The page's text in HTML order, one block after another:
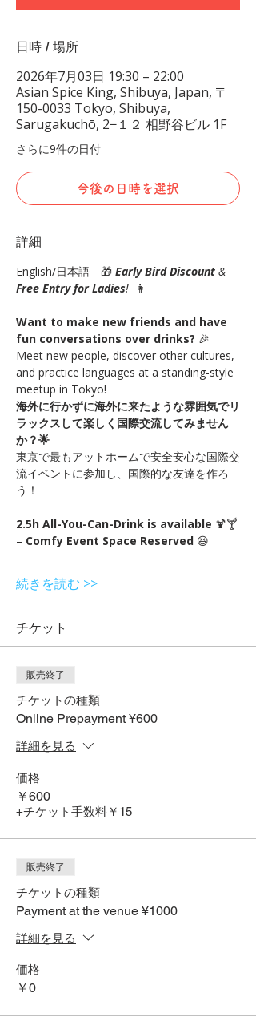
日時 / 場所
2026年7月03日 19:30 – 22:00
Asian Spice King, Shibuya, Japan, 〒
150-0033 Tokyo, Shibuya,
Sarugakuchō, 2−１２ 相野谷ビル 1F
さらに9件の日付
今後の日時を選択
詳細
English/日本語　🎁 Early Bird Discount &
Free Entry for Ladies! 👩
Want to make new friends and have
fun conversations over drinks? 🎉
Meet new people, discover other cultures,
and practice languages at a standing-style
meetup in Tokyo!
海外に行かずに海外に来たような雰囲気でリ
ラックスして楽しく国際交流してみません
か？🌟
東京で最もアットホームで安全安心な国際交
流イベントに参加し、国際的な友達を作ろ
う！
2.5h All-You-Can-Drink is available 🍹🍸
– Comfy Event Space Reserved 😆
続きを読む >>
チケット
販売終了
チケットの種類
Online Prepayment ¥600
詳細を見る
価格
￥600
+チケット手数料￥15
販売終了
チケットの種類
Payment at the venue ¥1000
詳細を見る
価格
￥0